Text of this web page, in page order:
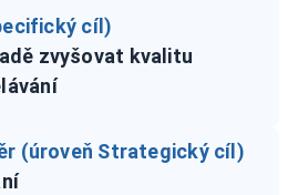
cíl)
zvyšovat kvalitu
(úroveň Strategický cíl)